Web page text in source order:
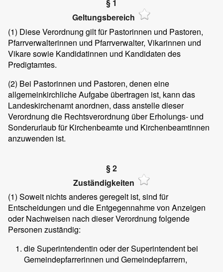
§ 1
Geltungsbereich
(1) Diese Verordnung gilt für Pastorinnen und Pastoren,
Pfarrverwalterinnen und Pfarrverwalter, Vikarinnen und
Vikare sowie Kandidatinnen und Kandidaten des
Predigtamtes.
(2) Bei Pastorinnen und Pastoren, denen eine
allgemeinkirchliche Aufgabe übertragen ist, kann das
Landeskirchenamt anordnen, dass anstelle dieser
Verordnung die Rechtsverordnung über Erholungs- und
Sonderurlaub für Kirchenbeamte und Kirchenbeamtinnen
anzuwenden ist.
§ 2
Zuständigkeiten
(1) Soweit nichts anderes geregelt ist, sind für
Entscheidungen und die Entgegennahme von Anzeigen
oder Nachweisen nach dieser Verordnung folgende
Personen zuständig:
die Superintendentin oder der Superintendent bei
Gemeindepfarrerinnen und Gemeindepfarrern,